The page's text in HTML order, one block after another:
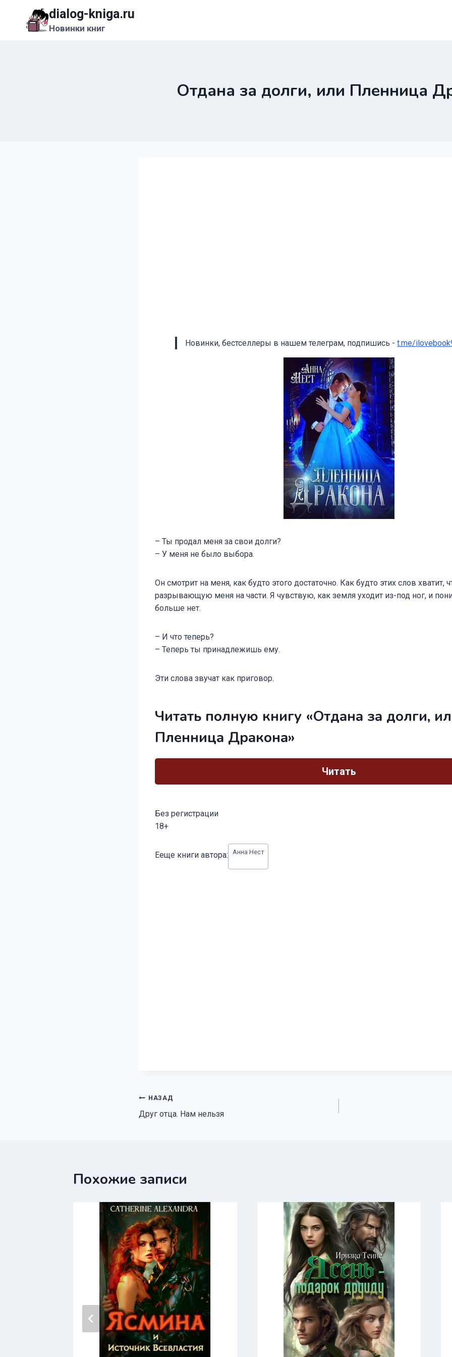
содержимому
dialog-kniga.ru
Новинки книг
Отдана за долги, или Пленница
Новинки, бестселлеры в нашем телеграм, подпишись - t.me/
– Ты продал меня за свои долги?
– У меня не было выбора.
Он смотрит на меня, как будто этого достаточно. Как будто этих слов хватит,
разрывающую меня на части. Я чувствую, как земля уходит из-под ног, и
больше нет.
– И что теперь?
– Теперь ты принадлежишь ему.
Эти слова звучат как приговор.
Читать полную книгу «Отдана за долги,
Пленница Дракона»
Читать
Без регистрации
18+
записи:
Ееще книги автора: Анна Нест
Навигация
по
НАЗАД
Друг отца. Нам нельзя
Похожие записи